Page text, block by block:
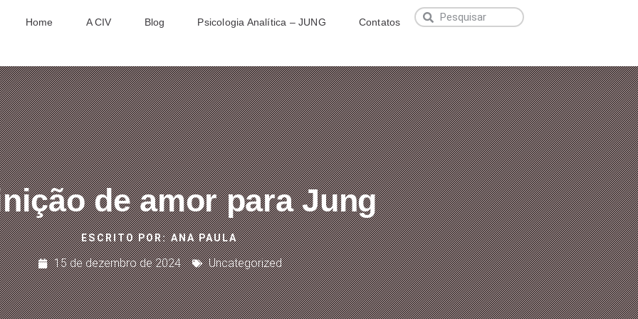
Home A CIV Blog Psicologia Analítica – JUNG Contatos
de amor para Jung
ESCRITO POR:ANA PAULA
15 de dezembro de 2024 Uncategorized